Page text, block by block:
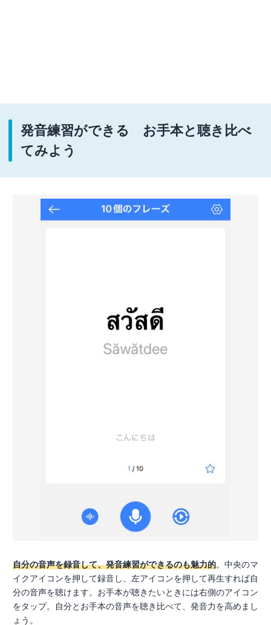
発音練習ができる お手本と聴き比べ
てみよう
自分の音声を録音して、発音練習ができるのも魅力的。中央のマ
イクアイコンを押して録音し、左アイコンを押して再生すれば自
分の音声を聴けます。お手本が聴きたいときには右側のアイコン
をタップ。自分とお手本の音声を聴き比べて、発音力を高めまし
ょう。